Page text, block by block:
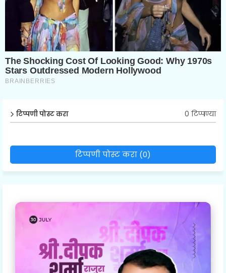
टिप्पणी पोस्ट करा 0 टिप्पण्या
टिप्पणी पोस्ट करा (0)